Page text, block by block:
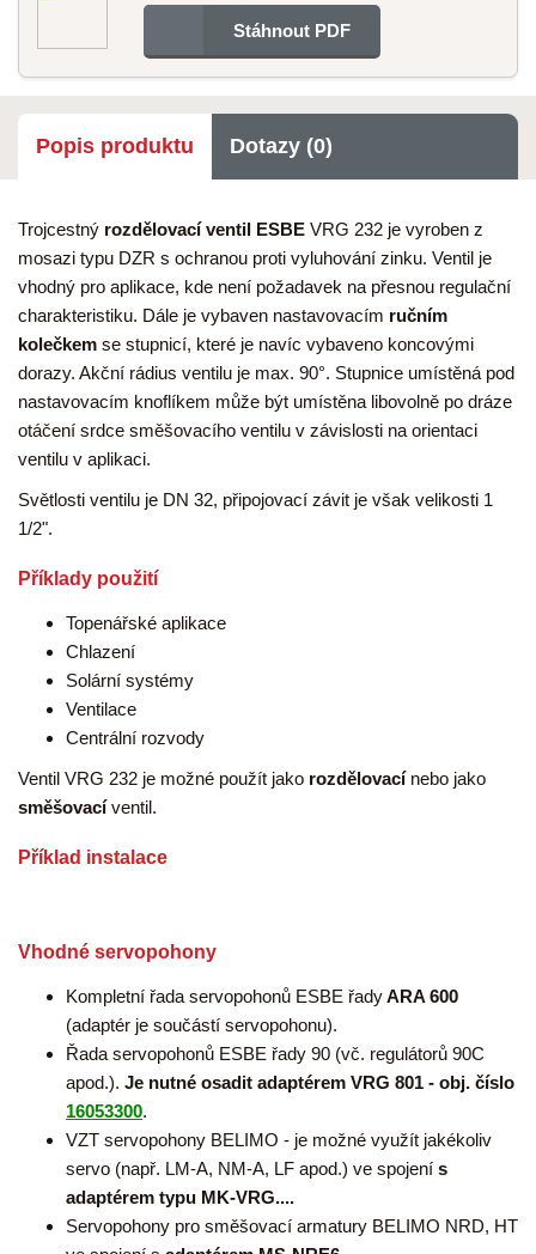
Stáhnout PDF
Popis produktu Dotazy (0)
Trojcestný rozdělovací ventil ESBE VRG 232 je vyroben z
mosazi typu DZR s ochranou proti vyluhování zinku. Ventil je
vhodný pro aplikace, kde není požadavek na přesnou regulační
charakteristiku. Dále je vybaven nastavovacím ručním
kolečkem se stupnicí, které je navíc vybaveno koncovými
dorazy. Akční rádius ventilu je max. 90°. Stupnice umístěná pod
nastavovacím knoflíkem může být umístěna libovolně po dráze
otáčení srdce směšovacího ventilu v závislosti na orientaci
ventilu v aplikaci.
Světlosti ventilu je DN 32, připojovací závit je však velikosti 1
1/2".
Příklady použití
Topenářské aplikace
Chlazení
Solární systémy
Ventilace
Centrální rozvody
Ventil VRG 232 je možné použít jako rozdělovacínebo jako
směšovacíventil.
Příklad instalace
Vhodné servopohony
Kompletní řada servopohonů ESBE řadyARA 600
(adaptér je součástí servopohonu).
Řada servopohonů ESBE řady 90 (vč. regulátorů 90C
apod.). Je nutné osadit adaptérem VRG 801 - obj. číslo
16053300.
VZT servopohony BELIMO - je možné využít jakékoliv
servo (např. LM-A, NM-A, LF apod.) ve spojení s
adaptérem typu MK-VRG....
Servopohony pro směšovací armatury BELIMO NRD, HT